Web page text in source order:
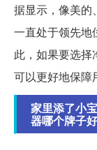
据显示，像美的
一直处于领先地
此，如果要选择
可以更好地保障
家里添了小
器哪个牌子